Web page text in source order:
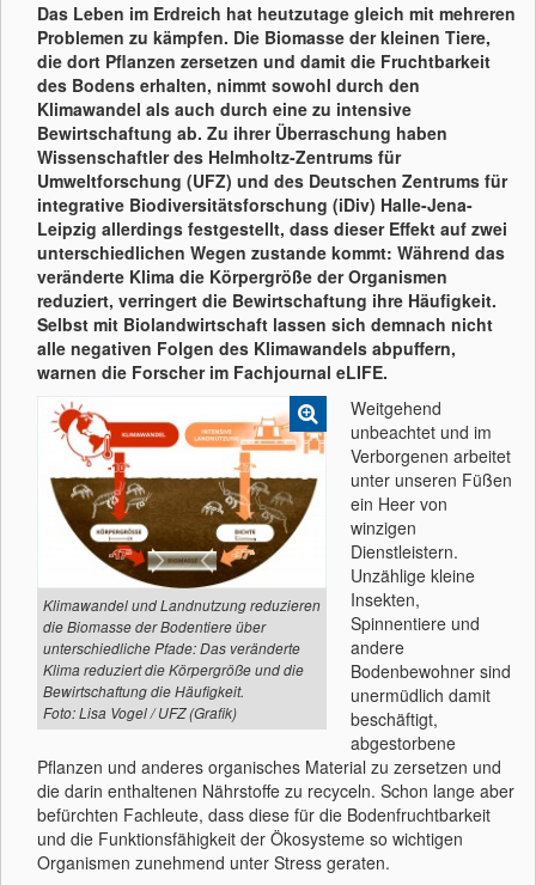
Das Leben im Erdreich hat heutzutage gleich mit mehreren
Problemen zu kämpfen. Die Biomasse der kleinen Tiere,
die dort Pflanzen zersetzen und damit die Fruchtbarkeit
des Bodens erhalten, nimmt sowohl durch den
Klimawandel als auch durch eine zu intensive
Bewirtschaftung ab. Zu ihrer Überraschung haben
Wissenschaftler des Helmholtz-Zentrums für
Umweltforschung (UFZ) und des Deutschen Zentrums für
integrative Biodiversitätsforschung (iDiv) Halle-Jena-
Leipzig allerdings festgestellt, dass dieser Effekt auf zwei
unterschiedlichen Wegen zustande kommt: Während das
veränderte Klima die Körpergröße der Organismen
reduziert, verringert die Bewirtschaftung ihre Häufigkeit.
Selbst mit Biolandwirtschaft lassen sich demnach nicht
alle negativen Folgen des Klimawandels abpuffern,
warnen die Forscher im Fachjournal eLIFE.
Klimawandel und Landnutzung reduzieren
die Biomasse der Bodentiere über
unterschiedliche Pfade: Das veränderte
Klima reduziert die Körpergröße und die
Bewirtschaftung die Häufigkeit.
Foto: Lisa Vogel / UFZ (Grafik)
Weitgehend
unbeachtet und im
Verborgenen arbeitet
unter unseren Füßen
ein Heer von
winzigen
Dienstleistern.
Unzählige kleine
Insekten,
Spinnentiere und
andere
Bodenbewohner sind
unermüdlich damit
beschäftigt,
abgestorbene
Pflanzen und anderes organisches Material zu zersetzen und
die darin enthaltenen Nährstoffe zu recyceln. Schon lange aber
befürchten Fachleute, dass diese für die Bodenfruchtbarkeit
und die Funktionsfähigkeit der Ökosysteme so wichtigen
Organismen zunehmend unter Stress geraten.